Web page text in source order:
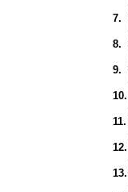
7.
8.
9.
10.
11.
12.
13.